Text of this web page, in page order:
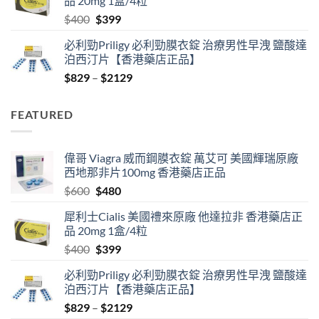
$600.$480.
$400 Original
was:
$400.
$399Current
is:
$399.
必利勁Priligy 必利勁膜衣錠 治療男性早洩 鹽酸達
泊西汀片【香港藥店正品】
$829 – $2129Price
FEATURED
偉哥 Viagra 威而鋼膜衣錠 萬艾可 美國輝瑞原廠
西地那非片100mg 香港藥店正品
$600 Original
was:
$600.
$480Current
is:
$480.
犀利士Cialis 美國禮來原廠 他達拉非 香港藥店正
品 20mg 1盒/4粒
$400 Original
was:
$400.
$399Current
is:
$399.
必利勁Priligy 必利勁膜衣錠 治療男性早洩 鹽酸達
泊西汀片【香港藥店正品】
$829 – $2129Price